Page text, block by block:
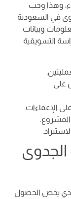
وهذا وجب
في السعودية
وبيانات
التسويقية
على
الإعفاءات.
المشروع.
الجدوى
يخص الحصول